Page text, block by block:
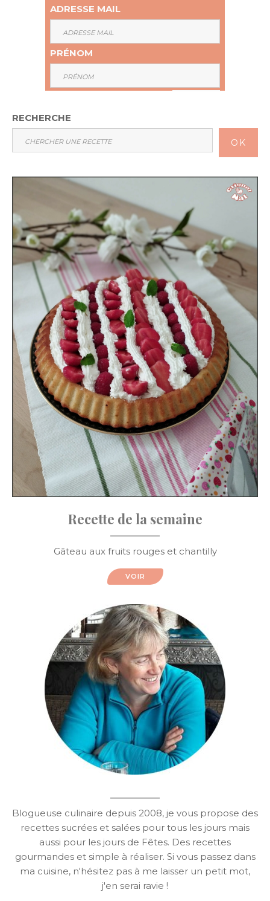
ADRESSE MAIL
PRÉNOM
RECHERCHE
OK
Recette de la semaine
Gâteau aux fruits rouges et chantilly
VOIR
Blogueuse culinaire depuis 2008, je vous propose des
recettes sucrées et salées pour tous les jours mais
aussi pour les jours de Fêtes. Des recettes
gourmandes et simple à réaliser. Si vous passez dans
ma cuisine, n'hésitez pas à me laisser un petit mot,
j'en serai ravie !